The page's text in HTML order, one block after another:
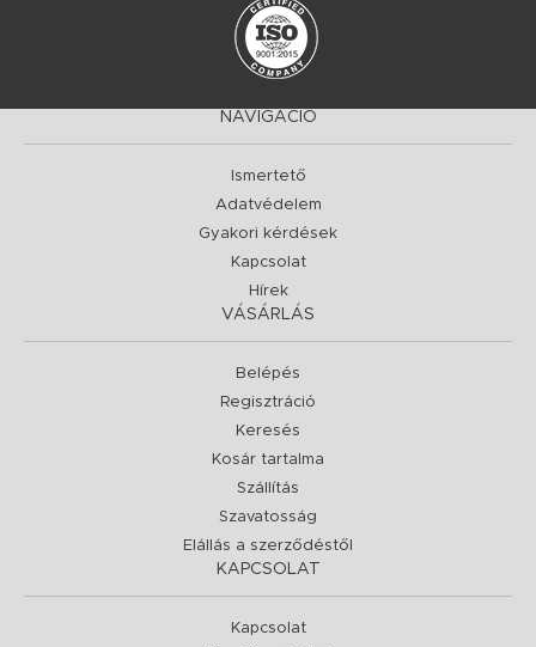
NAVIGÁCIÓ
Ismertető
Adatvédelem
Gyakori kérdések
Kapcsolat
Hírek
VÁSÁRLÁS
Belépés
Regisztráció
Keresés
Kosár tartalma
Szállítás
Szavatosság
Elállás a szerződéstől
KAPCSOLAT
Kapcsolat